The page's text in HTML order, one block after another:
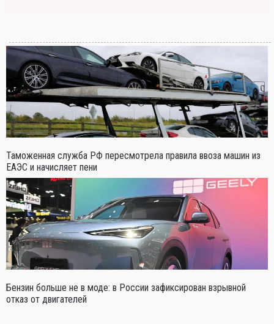
Таможенная служба РФ пересмотрела правила ввоза машин из
ЕАЭС и начисляет пени
Бензин больше не в моде: в России зафиксирован взрывной
отказ от двигателей